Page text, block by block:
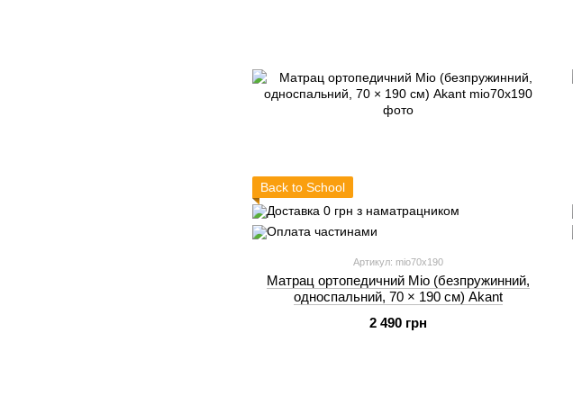
Back to School
Артикул: mio70x190
Матрац ортопедичний Міо (безпружинний,
односпальний, 70 × 190 см) Akant
2 490 грн